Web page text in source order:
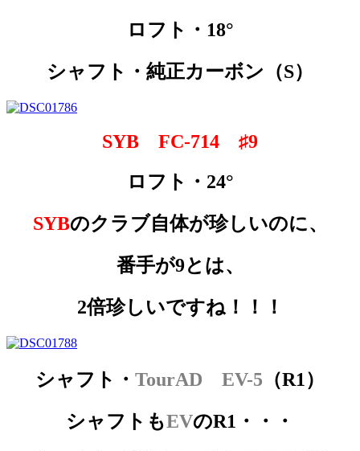
ロフト・18°
シャフト・純正カーボン（S）
SYB FC-714 ♯9
ロフト・24°
SYBのクラブ自体が珍しいのに、
番手が9とは、
2倍珍しいですね！！！
シャフト・ TourAD EV-5 （R1）
シャフトもEVのR1・・・